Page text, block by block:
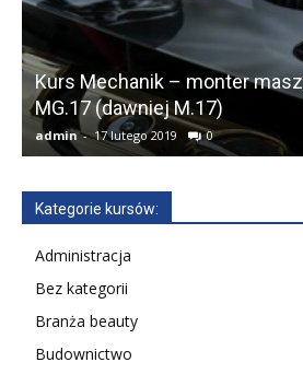
Kurs Mechanik – monter
MG.17 (dawniej M.17)
admin - 17 lutego 2019 0
Kategorie kursów:
Administracja
Bez kategorii
Branża beauty
Budownictwo